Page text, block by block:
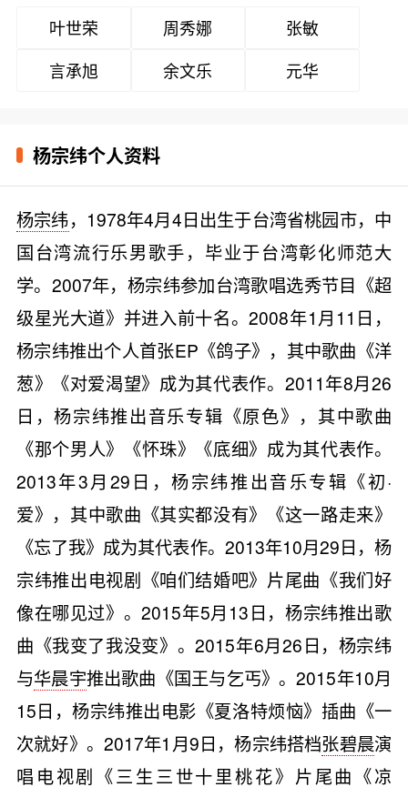
叶世荣 周秀娜
张敏
言承旭
余文乐 元华
杨宗纬个人资料
杨宗纬，1978年4月4日出生于台湾省桃园市，中
国台湾流行乐男歌手，毕业于台湾彰化师范大
学。2007年，杨宗纬参加台湾歌唱选秀节目《超
级星光大道》并进入前十名。2008年1月11日，
杨宗纬推出个人首张EP《鸽子》，其中歌曲《洋
葱》《对爱渴望》成为其代表作。2011年8月26
日，杨宗纬推出音乐专辑《原色》，其中歌曲
《那个男人》《怀珠》《底细》成为其代表作。
2013年3月29日，杨宗纬推出音乐专辑《初·
爱》，其中歌曲《其实都没有》《这一路走来》
《忘了我》成为其代表作。2013年10月29日，杨
宗纬推出电视剧《咱们结婚吧》片尾曲《我们好
像在哪见过》。2015年5月13日，杨宗纬推出歌
曲《我变了我没变》。2015年6月26日，杨宗纬
与华晨宇推出歌曲《国王与乞丐》。2015年10月
15日，杨宗纬推出电影《夏洛特烦恼》插曲《一
次就好》。2017年1月9日，杨宗纬搭档张碧晨演
唱电视剧《三生三世十里桃花》片尾曲《凉